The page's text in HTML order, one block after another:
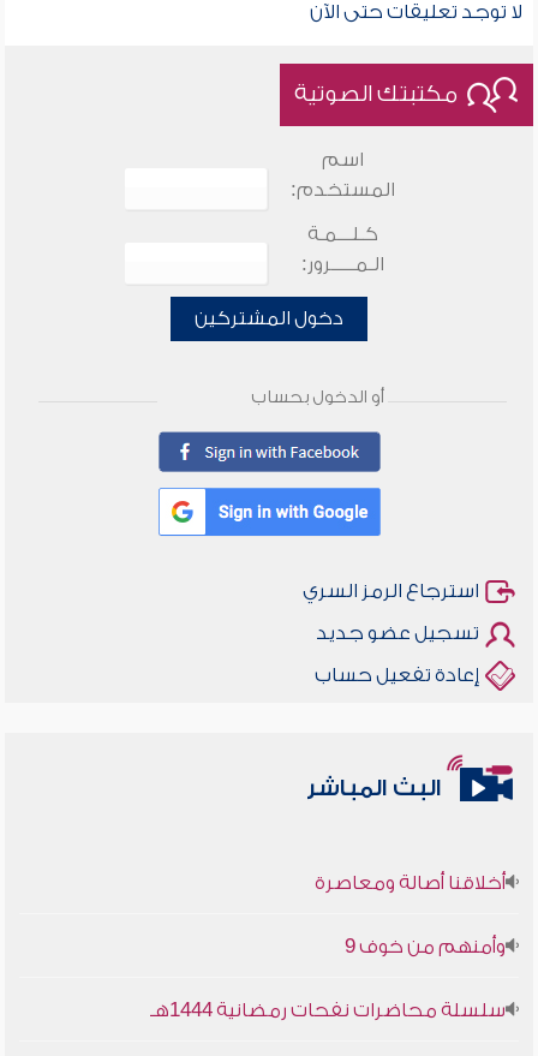
لا توجد تعليقات حتى الآن
مكتبتك الصوتية
اسم
المستخدم:
كـلـــمـة
الـمـــــرور:
دخول المشتركين
أو الدخول بحساب
استرجاع الرمز السري
تسجيل عضو جديد
إعادة تفعيل حساب
البث المباشر
أخلاقنا أصالة ومعاصرة
وأمنهم من خوف 9
سلسلة محاضرات نفحات رمضانية 1444هـ